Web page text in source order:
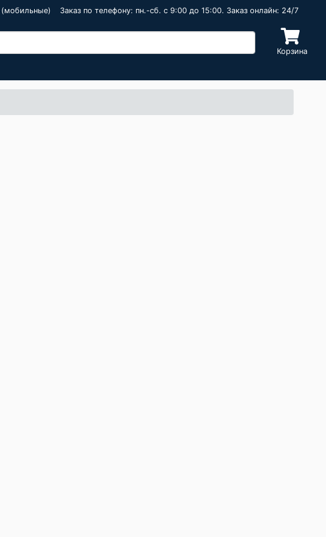
(мобильные) Заказ по телефону: пн.-сб. c 9:00 до 15:00. Заказ онлайн: 24/7
Корзина